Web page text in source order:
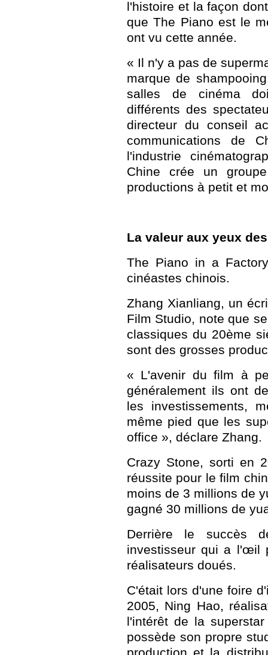
l'histoire et la façon
que The Piano est le
ont vu cette année.
« Il n'y a pas de
marque de
salles de cinéma
différents des
directeur du conseil
communications de
l'industrie
Chine crée un
productions à petit et
La valeur aux yeux
The Piano in a
cinéastes chinois.
Zhang Xianliang, un
Film Studio, note que
classiques du 20ème
sont des grosses
« L'avenir du film à
généralement ils ont
les investissements,
même pied que les
office », déclare Zhang.
Crazy Stone, sorti en
réussite pour le film
moins de 3 millions de
gagné 30 millions de
Derrière le succès
investisseur qui a l'œil
réalisateurs doués.
C'était lors d'une foire
2005, Ning Hao,
l'intérêt de la
possède son propre